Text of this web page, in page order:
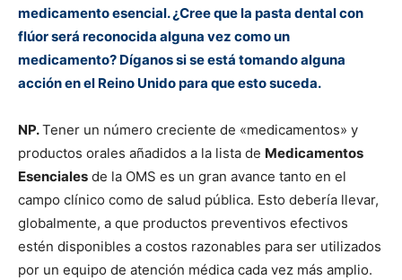
medicamento esencial. ¿Cree que la pasta dental con
flúor será reconocida alguna vez como un
medicamento? Díganos si se está tomando alguna
acción en el Reino Unido para que esto suceda.
NP.Tener un número creciente de «medicamentos» y
productos orales añadidos a la lista de Medicamentos
Esenciales de la OMS es un gran avance tanto en el
campo clínico como de salud pública. Esto debería llevar,
globalmente, a que productos preventivos efectivos
estén disponibles a costos razonables para ser utilizados
por un equipo de atención médica cada vez más amplio.